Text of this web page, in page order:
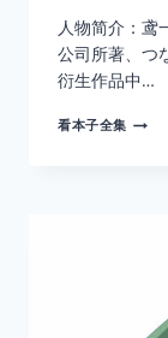
人物简介：鸢
公司所著、つ
衍生作品中…
看本子全集 鸢